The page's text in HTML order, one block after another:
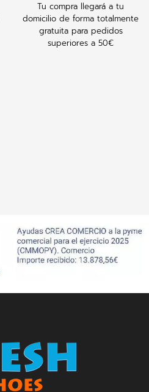
Tu compra llegará a tu
domicilio de forma totalmente
gratuita para pedidos
superiores a 50€